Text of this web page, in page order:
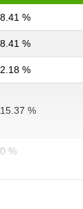
8.41 %
8.41 %
2.18 %
15.37 %
0 %
0 %